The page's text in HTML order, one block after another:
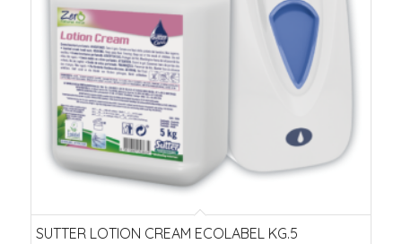
SUTTER LOTION CREAM ECOLABEL KG.5